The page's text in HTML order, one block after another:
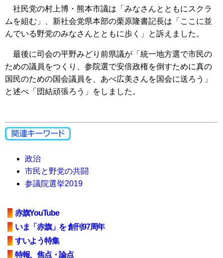
社民党の村上博・熊本市議は「みなさんとともにスクラ
ムを組む」、新社会党県本部の栗原隆書記長は「ここに並
んでいる野党のみなさんとともに歩く」と訴えました。
最後に司会の平野みどり前県議が「統一地方選で市民の
ための議員をつくり、参院選で安倍政権を倒すために真の
国民のための国会議員を、あべ広美さんを国会に送ろう」
と述べ「団結頑張ろう」をしました。
政治
市民と野党の共闘
参議院選挙2019
赤旗YouTube
いま「赤旗」を 創刊97周年
すいよう特集
特報、焦点・論点